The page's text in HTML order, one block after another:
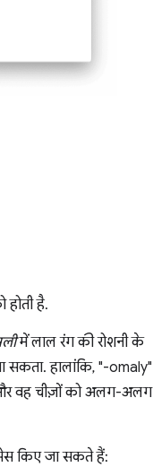
है.
में लाल रंग की रोशनी के
सकता. हालांकि, "-omaly"
और वह चीज़ों को अलग-अलग
किए जा सकते हैं: